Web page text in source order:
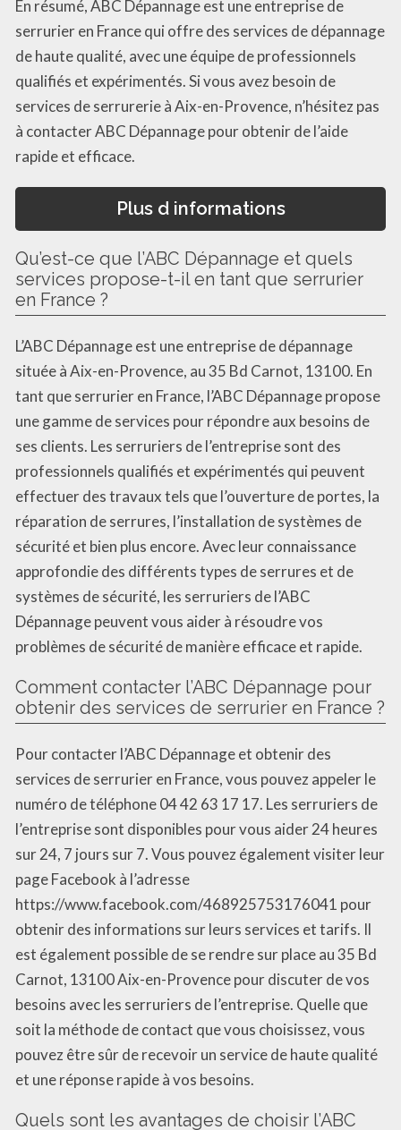
En résumé, ABC Dépannage est une entreprise de
serrurier en France qui offre des services de dépannage
de haute qualité, avec une équipe de professionnels
qualifiés et expérimentés. Si vous avez besoin de
services de serrurerie à Aix-en-Provence, n’hésitez pas
à contacter ABC Dépannage pour obtenir de l’aide
rapide et efficace.
Plus d informations
Qu’est-ce que l’ABC Dépannage et quels
services propose-t-il en tant que serrurier
en France ?
L’ABC Dépannage est une entreprise de dépannage
située à Aix-en-Provence, au 35 Bd Carnot, 13100. En
tant que serrurier en France, l’ABC Dépannage propose
une gamme de services pour répondre aux besoins de
ses clients. Les serruriers de l’entreprise sont des
professionnels qualifiés et expérimentés qui peuvent
effectuer des travaux tels que l’ouverture de portes, la
réparation de serrures, l’installation de systèmes de
sécurité et bien plus encore. Avec leur connaissance
approfondie des différents types de serrures et de
systèmes de sécurité, les serruriers de l’ABC
Dépannage peuvent vous aider à résoudre vos
problèmes de sécurité de manière efficace et rapide.
Comment contacter l’ABC Dépannage pour
obtenir des services de serrurier en France ?
Pour contacter l’ABC Dépannage et obtenir des
services de serrurier en France, vous pouvez appeler le
numéro de téléphone 04 42 63 17 17. Les serruriers de
l’entreprise sont disponibles pour vous aider 24 heures
sur 24, 7 jours sur 7. Vous pouvez également visiter leur
page Facebook à l’adresse
https://www.facebook.com/468925753176041 pour
obtenir des informations sur leurs services et tarifs. Il
est également possible de se rendre sur place au 35 Bd
Carnot, 13100 Aix-en-Provence pour discuter de vos
besoins avec les serruriers de l’entreprise. Quelle que
soit la méthode de contact que vous choisissez, vous
pouvez être sûr de recevoir un service de haute qualité
et une réponse rapide à vos besoins.
Quels sont les avantages de choisir l’ABC